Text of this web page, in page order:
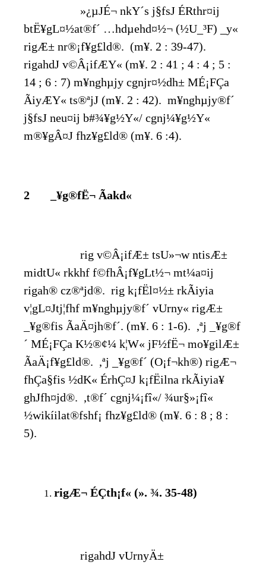
»¿µJÉ¬ nkY´s j§fsJ ÉRthr¤ij
btË¥gL¤½at®f´ …hdµehd¤½¬ (½U_³F) _y«
rigÆ± nr®¡f¥g£ld®. (m¥. 2 : 39-47).
rigahdJ v©Â¡ifÆY« (m¥. 2 : 41 ; 4 : 4 ; 5 :
14 ; 6 : 7) m¥nghµjy cgnjr¤½dh± MÉ¡FÇa
ÃiyÆY« ts®ªjJ (m¥. 2 : 42). m¥nghµjy®f´
j§fsJ neu¤ij b#¾¥g½Y«/ cgnj¼¥g½Y«
m®¥gÂ¤J fhz¥g£ld® (m¥. 6 :4).
2 _¥g®fË¬ Ãakd«
rig v©Â¡ifÆ± tsU»¬w ntisÆ±
midtU« rkkhf f©fhÂ¡f¥gLt½¬ mt¼a¤ij
rigah® cz®ªjd®. rig k¡fËl¤½± rkÃiyia
v¦gL¤Jtj¦fhf m¥nghµjy®f´ vUrny« rigÆ±
_¥g®fis ÃaÄ¤jh®f´. (m¥. 6 : 1-6). ,ªj _¥g®f
´ MÉ¡FÇa K½®¢¼ k¦W« jF½fË¬ mo¥gilÆ±
ÃaÄ¡f¥g£ld®. ,ªj _¥g®f´ (O¡f¬kh®) rigÆ¬
fhÇa§fis ½dK« ÉrhÇ¤J k¡fËilna rkÃiyia¥
ghJfh¤jd®. ,t®f´ cgnj¼¡fî«/ ¾ur§»¡fî«
½wikíilat®fshf¡ fhz¥g£ld® (m¥. 6 : 8 ; 8 :
5).
rigÆ¬ ÉÇth¡f« (». ¾. 35-48)
rigahdJ vUrnyÄ±